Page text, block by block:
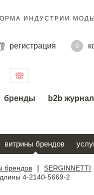
ИНДУСТРИИ МОДЫ
регистрация 0
бренды b2b журнал
витрины брендов
брендов SERGINNETTI
4-2140-5669-2